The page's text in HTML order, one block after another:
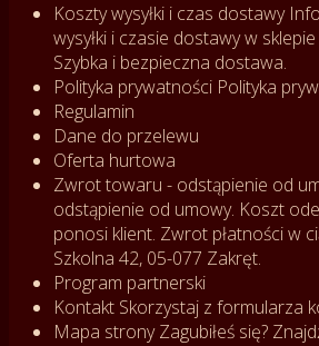
Koszty wysyłki i czas dostawy
wysyłki i czasie dostawy w
Szybka i bezpieczna dostawa.
Polityka prywatności Polityka
Regulamin
Dane do przelewu
Oferta hurtowa
Zwrot towaru - odstąpienie od
odstąpienie od umowy. Koszt
ponosi klient. Zwrot płatności w
Szkolna 42, 05-077 Zakręt.
Program partnerski
Kontakt Skorzystaj z formularza
Mapa stronyZagubiłeś się?